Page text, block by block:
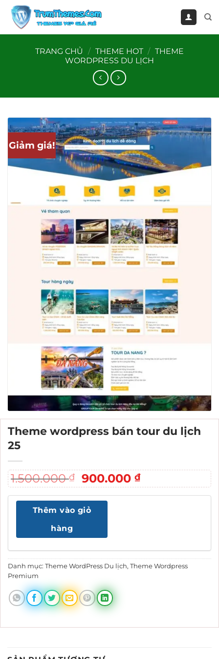
qua
TRANG CHỦ
/ THEME HOT / THEME
WORDPRESS DU LỊCH
Giảm giá!
Theme wordpress bán tour du lịch
25
1.500.000₫
Giá
gốc
là:
1.500.000 ₫.
900.000₫Giá
hiện
Thêm vào giỏ
hàng
Danh mục: Theme WordPress Du lịch, Theme Wordpress
Premium